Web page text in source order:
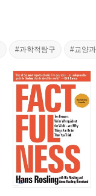
#과학적탐구 #교양